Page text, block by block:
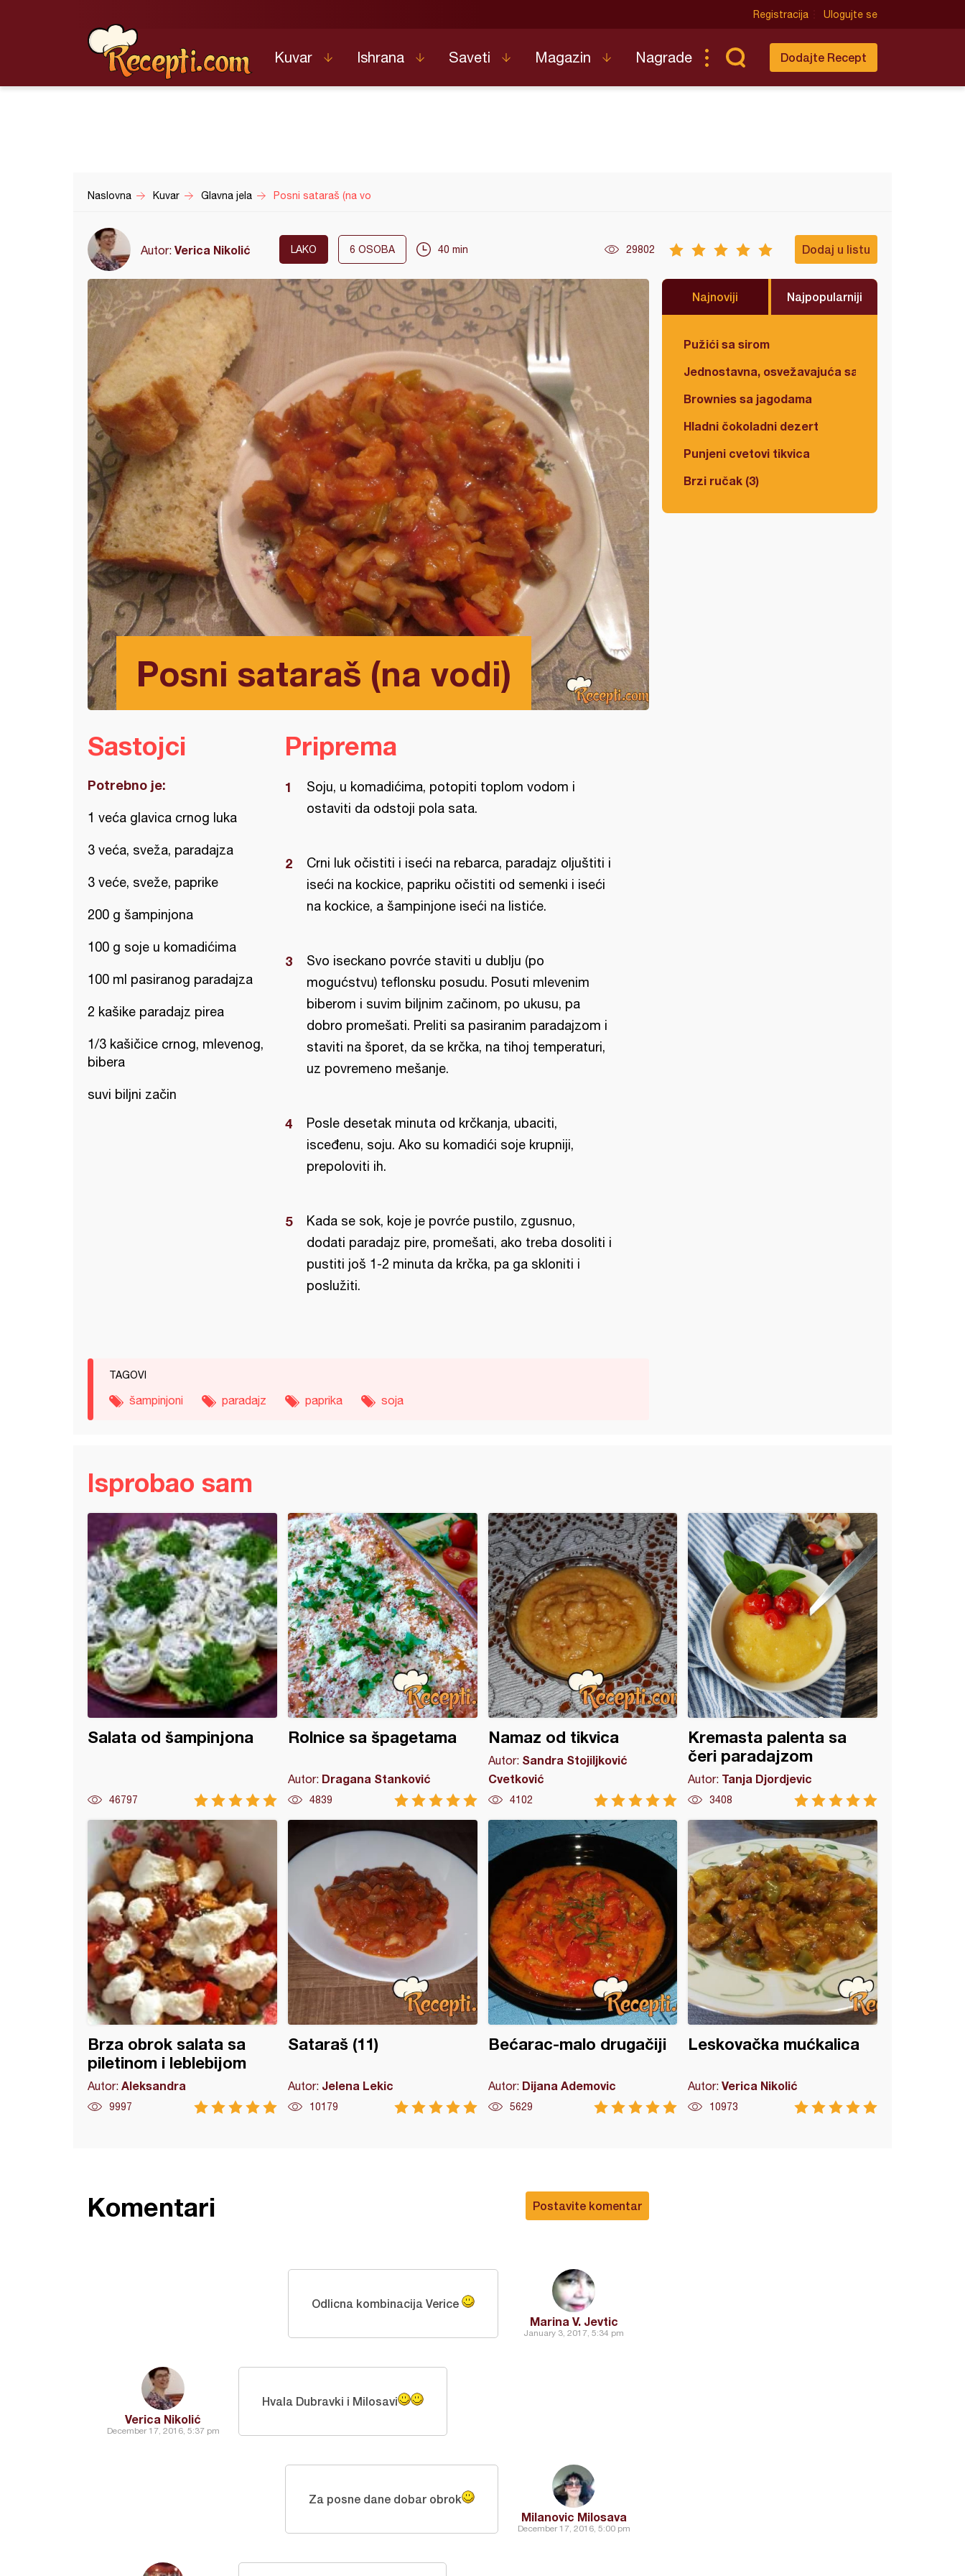
Registracija Ulogujte se
Kuvar Ishrana Saveti Magazin Nagrade Dodajte Recept
Naslovna Kuvar Glavna jela Posni sataraš (na vo
Autor: Verica Nikolić LAKO 6 OSOBA 40 min 29802 Dodaj u listu
Posni sataraš (na vodi)
Najnoviji Najpopularniji
Pužići sa sirom
Jednostavna, osvežavajuća salata
Brownies sa jagodama
Hladni čokoladni dezert
Punjeni cvetovi tikvica
Brzi ručak (3)
Sastojci
Potrebno je:
1 veća glavica crnog luka
3 veća, sveža, paradajza
3 veće, sveže, paprike
200 g šampinjona
100 g soje u komadićima
100 ml pasiranog paradajza
2 kašike paradajz pirea
1/3 kašičice crnog, mlevenog,
bibera
suvi biljni začin
Priprema
Soju, u komadićima, potopiti toplom vodom i
ostaviti da odstoji pola sata.
Crni luk očistiti i iseći na rebarca, paradajz oljuštiti i
iseći na kockice, papriku očistiti od semenki i iseći
na kockice, a šampinjone iseći na listiće.
Svo iseckano povrće staviti u dublju (po
mogućstvu) teflonsku posudu. Posuti mlevenim
biberom i suvim biljnim začinom, po ukusu, pa
dobro promešati. Preliti sa pasiranim paradajzom i
staviti na šporet, da se krčka, na tihoj temperaturi,
uz povremeno mešanje.
Posle desetak minuta od krčkanja, ubaciti,
isceđenu, soju. Ako su komadići soje krupniji,
prepoloviti ih.
Kada se sok, koje je povrće pustilo, zgusnuo,
dodati paradajz pire, promešati, ako treba dosoliti i
pustiti još 1-2 minuta da krčka, pa ga skloniti i
poslužiti.
TAGOVI
šampinjoni paradajz paprika soja
Isprobao sam
Salata od šampinjona
46797
Rolnice sa špagetama
Autor: Dragana Stanković
4839
Namaz od tikvica
Autor: Sandra Stojiljković
Cvetković
4102
Kremasta palenta sa
čeri paradajzom
Autor: Tanja Djordjevic
3408
palenta sa čeri paradajzom
Brza obrok salata sa
piletinom i leblebijom
Autor: Aleksandra
9997
Sataraš (11)
Autor: Jelena Lekic
10179
Bećarac-malo drugačiji
Autor: Dijana Ademovic
5629
Leskovačka mućkalica
Autor:Verica Nikolić
10973
Postavite komentar
Komentari
Marina V. Jevtic
January 3, 2017, 5:34 pm
Odlicna kombinacija Verice
Verica Nikolić
December 17, 2016, 5:37 pm
Hvala Dubravki i Milosavi
Milanovic Milosava
December 17, 2016, 5:00 pm
Za posne dane dobar obrok